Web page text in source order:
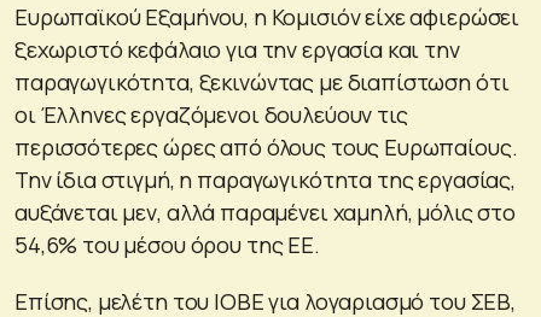
Ευρωπαϊκού Εξαμήνου, η Κομισιόν είχε αφιερώσει
ξεχωριστό κεφάλαιο για την εργασία και την
παραγωγικότητα, ξεκινώντας με διαπίστωση ότι
οι Έλληνες εργαζόμενοι δουλεύουν τις
περισσότερες ώρες από όλους τους Ευρωπαίους.
Την ίδια στιγμή, η παραγωγικότητα της εργασίας,
αυξάνεται μεν, αλλά παραμένει χαμηλή, μόλις στο
54,6% του μέσου όρου της ΕΕ.
Επίσης, μελέτη του ΙΟΒΕ για λογαριασμό του ΣΕΒ,